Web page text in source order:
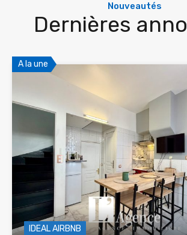
Nouveautés
Dernières
A la une
IDEAL AIRBNB